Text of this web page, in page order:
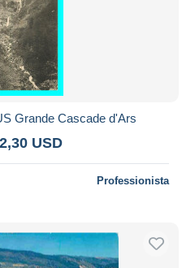
Grande Cascade d'Ars
USD
Professionista